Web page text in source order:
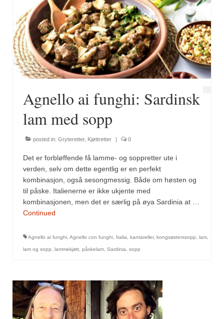
Cajunkrydder, sterkt
Estragon
Guindillas
Herbes de Provence
Krøderens husmannsmiks
Merian
Mirepoix
Ñora
Paprikapulver, edelsøtt
Parisisk pepper
Piment d’Espelette
Agnello ai funghi: Sardinsk
lam med sopp
posted in: Gryteretter, Kjøttretter | 0
Det er forbløffende få lamme- og soppretter ute i
verden, selv om dette egentlig er en perfekt
kombinasjon, også sesongmessig. Både om høsten og
til påske. Italienerne er ikke ukjente med
kombinasjonen, men det er særlig på øya Sardinia at …
Continued
Agnello ai funghi Agnello con funghi Italia kantareller, kongsøsterssopp lam
lam og sopp lammekjøtt påskelam Sardinia sopp